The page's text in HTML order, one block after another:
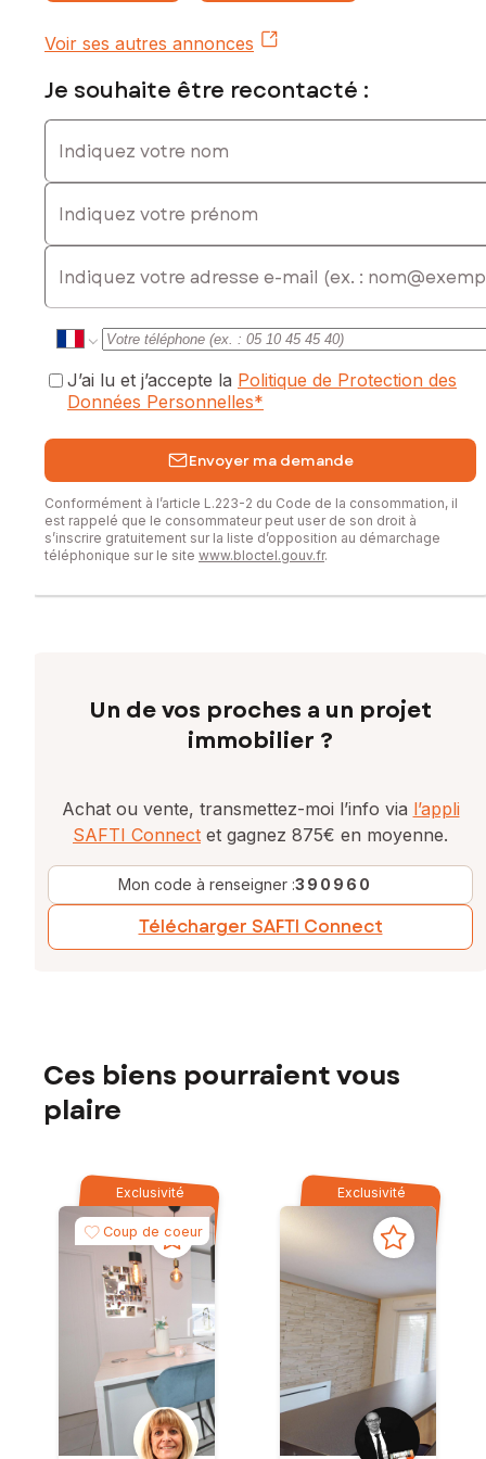
Voir ses autres annonces
Je souhaite être recontacté :
Indiquez votre nom
Indiquez votre prénom
E-mail
J’ai lu et j’accepte la Politique de Protection des
Données Personnelles*
Envoyer ma demande
Conformément à l’article L.223-2 du Code de la consommation, il
est rappelé que le consommateur peut user de son droit à
s’inscrire gratuitement sur la liste d’opposition au démarchage
téléphonique sur le site www.bloctel.gouv.fr.
Un de vos proches a un projet
immobilier ?
Achat ou vente, transmettez-moi l’info via l’appli
SAFTI Connect et gagnez 875€ en moyenne.
Mon code à renseigner :390960
Télécharger SAFTI Connect
Ces biens pourraient vous
plaire
Exclusivité
Coup de coeur
Exclusivité